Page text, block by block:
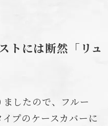
トには断然「リュ
したので、フルー
プのケースカバーに